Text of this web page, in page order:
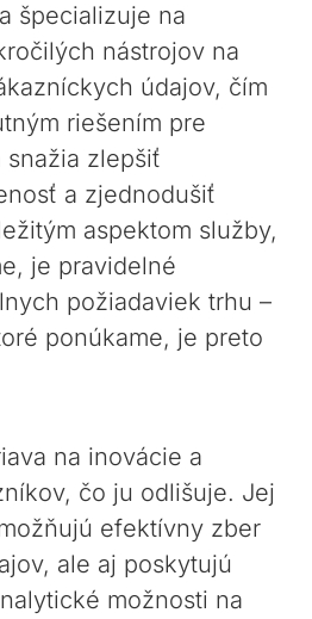
špecializuje na
nástrojov na
údajov, čím
riešením pre
zlepšiť
a zjednodušiť
aspektom služby,
je pravidelné
požiadaviek trhu –
ponúkame, je preto
na inovácie a
čo ju odlišuje. Jej
efektívny zber
ale aj poskytujú
možnosti na